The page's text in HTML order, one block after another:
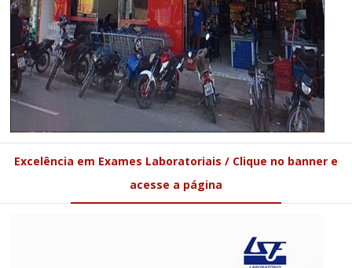
Excelência em Exames Laboratoriais / Clique no banner e
acesse a página